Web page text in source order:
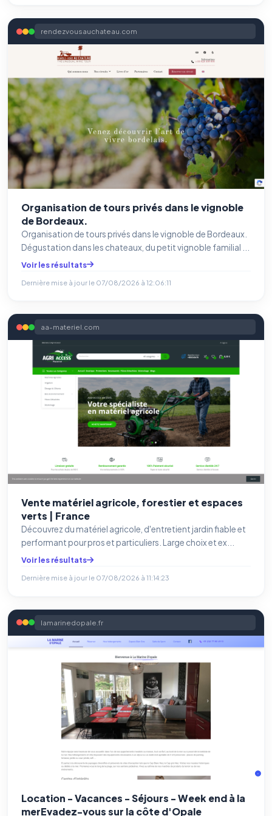
rendezvousauchateau.com
Organisation de tours privés dans le vignoble
de Bordeaux.
Organisation de tours privés dans le vignoble de Bordeaux.
Dégustation dans les chateaux, du petit vignoble familial ...
Voir les résultats
Dernière mise à jour le 07/08/2026 à 12:06:11
aa-materiel.com
Vente matériel agricole, forestier et espaces
verts | France
Découvrez du matériel agricole, d'entretient jardin fiable et
performant pour pros et particuliers. Large choix et ex...
Voir les résultats
Dernière mise à jour le 07/08/2026 à 11:14:23
lamarinedopale.fr
Location - Vacances - Séjours - Week end à la
merEvadez-vous sur la côte d'Opale